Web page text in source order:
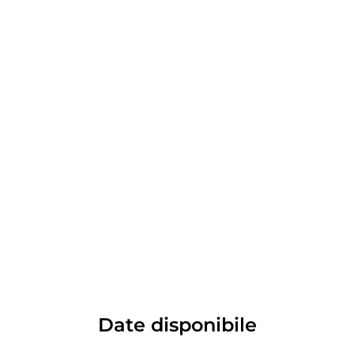
Date disponibile